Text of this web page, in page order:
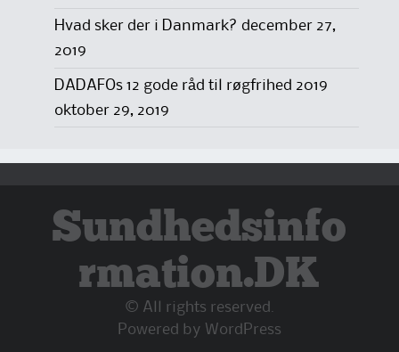
Hvad sker der i Danmark? december 27,
2019
DADAFOs 12 gode råd til røgfrihed 2019
oktober 29, 2019
Sundhedsinfo
rmation.DK
© All rights reserved.
Powered by WordPress